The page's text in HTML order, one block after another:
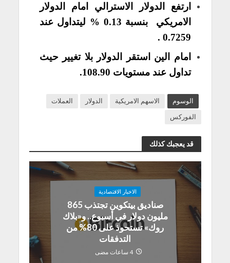
ارتفع الدولار الاسترالي امام الدولار
الامريكي بنسبة 0.13 % ليتداول عند
0.7259 .
امام الين استقر الدولار بلا تغيير حيث
تداول عند مستويات 108.90.
الوسوم الاسهم الامريكية الدولار
العملات
الفوركس
قد يعجبك كذلك
الاخبار الاقتصادية
صناديق بيتكوين تجتذب 865
مليون دولار في أسبوع.. و«بلاك
روك» تستحوذ على 80% من
التدفقات
4 ساعات مضى